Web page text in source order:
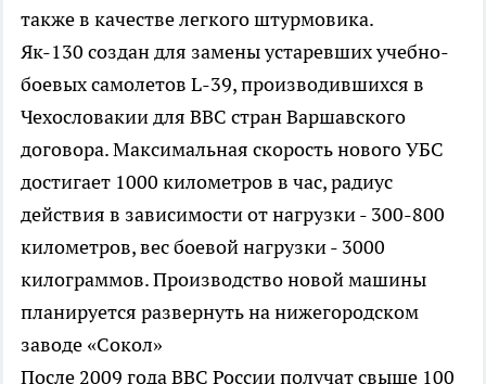
также в качестве легкого штурмовика.
Як-130 создан для замены устаревших учебно-
боевых самолетов L-39, производившихся в
Чехословакии для ВВС стран Варшавского
договора. Максимальная скорость нового УБС
достигает 1000 километров в час, радиус
действия в зависимости от нагрузки - 300-800
километров, вес боевой нагрузки - 3000
килограммов. Производство новой машины
планируется развернуть на нижегородском
заводе «Сокол»
После 2009 года ВВС России получат свыше 100